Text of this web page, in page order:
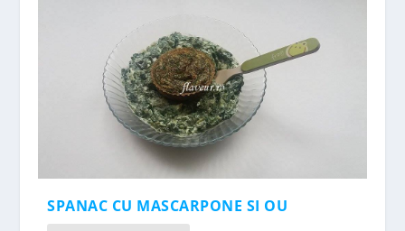
SPANAC CU MASCARPONE SI OU